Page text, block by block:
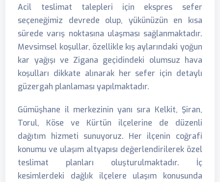
Acil teslimat talepleri için ekspres sefer
seçeneğimiz devrede olup, yükünüzün en kısa
sürede varış noktasına ulaşması sağlanmaktadır.
Mevsimsel koşullar, özellikle kış aylarındaki yoğun
kar yağışı ve Zigana geçidindeki olumsuz hava
koşulları dikkate alınarak her sefer için detaylı
güzergah planlaması yapılmaktadır.
Gümüşhane il merkezinin yanı sıra Kelkit, Şiran,
Torul, Köse ve Kürtün ilçelerine de düzenli
dağıtım hizmeti sunuyoruz. Her ilçenin coğrafi
konumu ve ulaşım altyapısı değerlendirilerek özel
teslimat planları oluşturulmaktadır. İç
kesimlerdeki dağlık ilçelere ulaşım konusunda